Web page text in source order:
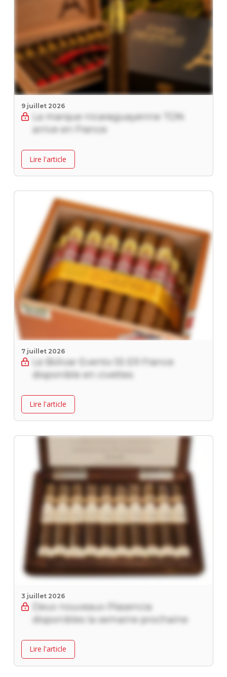
9 juillet 2026
La marque nicaraguayenne TDN
arrive en France
Lire l'article
7 juillet 2026
Le Bolivar Evento 55 ER France
disponible en civettes
Lire l'article
3 juillet 2026
Deux nouveaux Plasencia
disponibles la semaine prochaine
Lire l'article